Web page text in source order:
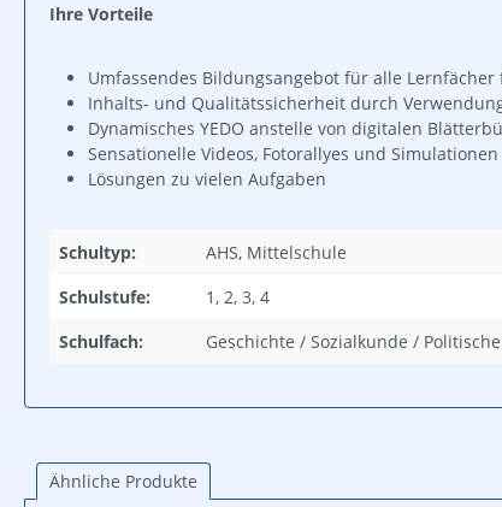
Ihre Vorteile
Umfassendes Bildungsangebot für alle
Inhalts- und Qualitätssicherheit durch
Dynamisches YEDO anstelle von digitalen
Sensationelle Videos, Fotorallyes und Simulationen
Lösungen zu vielen Aufgaben
Schultyp:
AHS, Mittelschule
Schulstufe:
1, 2, 3, 4
Schulfach:
Geschichte / Sozialkunde /
Ähnliche Produkte